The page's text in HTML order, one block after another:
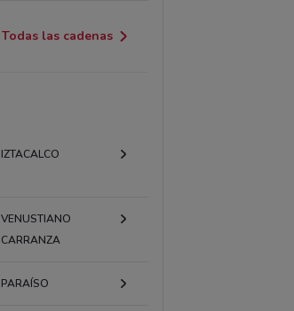
Todas las cadenas
IZTACALCO
VENUSTIANO
CARRANZA
PARAÍSO